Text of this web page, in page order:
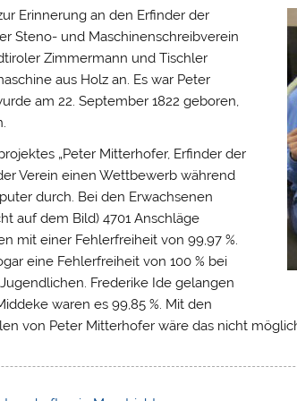
Erinnerung an den Erfinder der
Steno- und Maschinenschreibverein
Zimmermann und Tischler
aus Holz an. Es war Peter
am 22. September 1822 geboren,
„Peter Mitterhofer, Erfinder der
Verein einen Wettbewerb während
durch. Bei den Erwachsenen
auf dem Bild) 4701 Anschläge
mit einer Fehlerfreiheit von 99,97 %.
eine Fehlerfreiheit von 100 % bei
Frederike Ide gelangen
waren es 99,85 %. Mit den
von Peter Mitterhofer wäre das nicht